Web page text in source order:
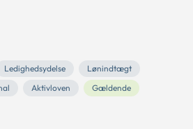
Ledighedsydelse
Lønindtægt
Aktivloven Gældende